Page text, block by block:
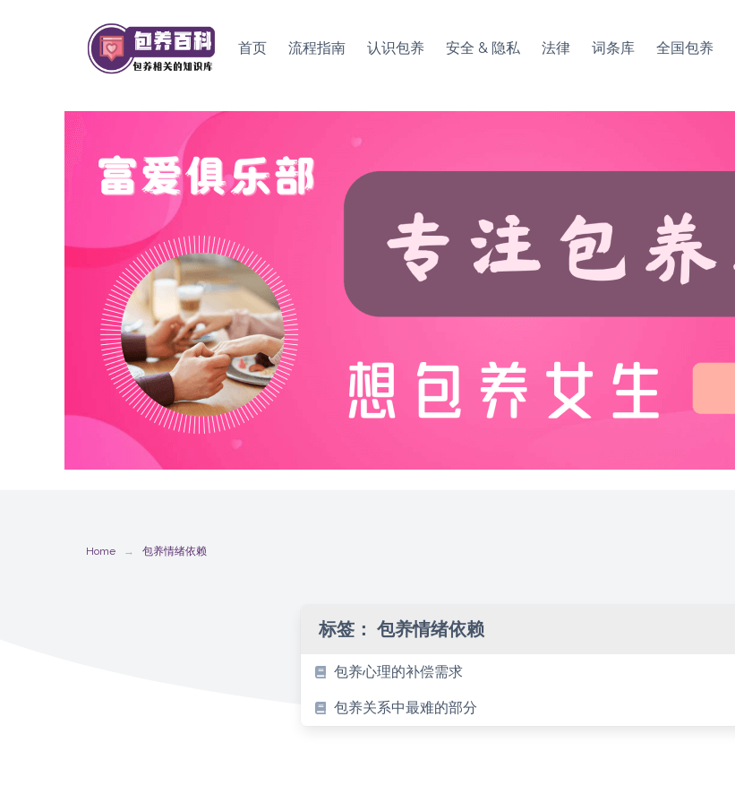
首页 流程指南 认识包养 安全 & 隐私 法律 词条库 全国包养
Home 包养情绪依赖
标签： 包养情绪依赖
包养心理的补偿需求
包养关系中最难的部分